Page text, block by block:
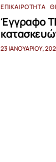
ΕΠΙΚΑΙΡΌΤΗΤΑ
Έγγραφο
23 ΙΑΝΟΥΑΡΊΟΥ,